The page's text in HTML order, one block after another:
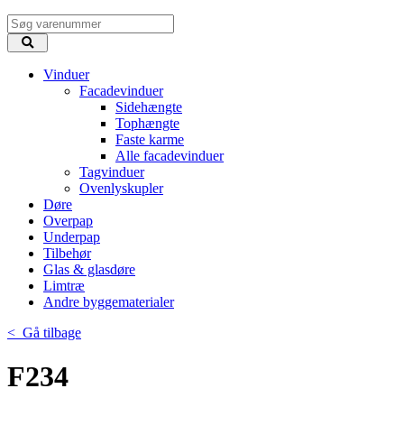
Vinduer
Facadevinduer
Sidehængte
Tophængte
Faste karme
Alle facadevinduer
Tagvinduer
Ovenlyskupler
Døre
Overpap
Underpap
Tilbehør
Glas & glasdøre
Limtræ
Andre byggematerialer
< Gå tilbage
F234